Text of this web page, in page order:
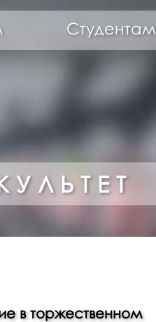
Студентам
в торжественном